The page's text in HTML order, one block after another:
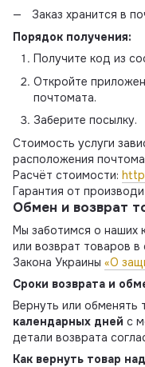
Заказ хранится в
Порядок получения:
Получите код из
Откройте
почтомата.
Заберите посылку.
Стоимость услуги
расположения
Расчёт стоимости:
Гарантия от
Обмен и возврат
Мы заботимся о наших
или возврат товаров
Закона Украины «О
Сроки возврата и
Вернуть или обменять
календарных дней с
детали возврата
Как вернуть товар